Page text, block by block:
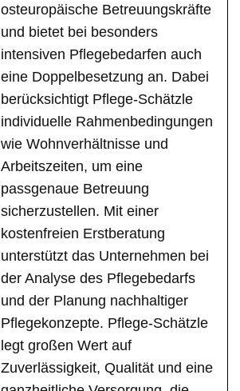
osteuropäische Betreuungskräfte
und bietet bei besonders
intensiven Pflegebedarfen auch
eine Doppelbesetzung an. Dabei
berücksichtigt Pflege-Schätzle
individuelle Rahmenbedingungen
wie Wohnverhältnisse und
Arbeitszeiten, um eine
passgenaue Betreuung
sicherzustellen. Mit einer
kostenfreien Erstberatung
unterstützt das Unternehmen bei
der Analyse des Pflegebedarfs
und der Planung nachhaltiger
Pflegekonzepte. Pflege-Schätzle
legt großen Wert auf
Zuverlässigkeit, Qualität und eine